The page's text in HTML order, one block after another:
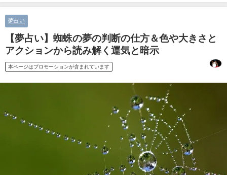
アクションから読み解く運気と暗示
夢占い
【夢占い】蜘蛛の夢の判断の仕方＆色や大きさと
アクションから読み解く運気と暗示
本ページはプロモーションが含まれています